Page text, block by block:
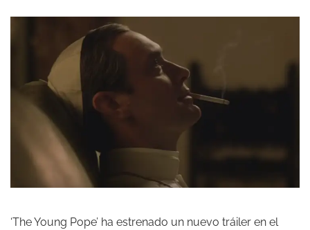
‘The Young Pope’ ha estrenado un nuevo tráiler en el